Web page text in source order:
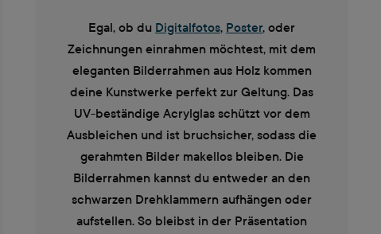
Egal, ob du Digitalfotos, Poster, oder
Zeichnungen einrahmen möchtest, mit dem
eleganten Bilderrahmen aus Holz kommen
deine Kunstwerke perfekt zur Geltung. Das
UV-beständige Acrylglas schützt vor dem
Ausbleichen und ist bruchsicher, sodass die
gerahmten Bilder makellos bleiben. Die
Bilderrahmen kannst du entweder an den
schwarzen Drehklammern aufhängen oder
aufstellen. So bleibst in der Präsentation